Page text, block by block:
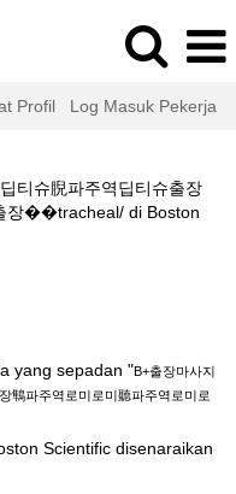
Profil Log Masuk Pekerja
티슈腉파주역딥티슈출장
장��tracheal/ di Boston
yang sepadan "B+출장마사지
鶽파주역로미로미聽파주역로미로
Scientific disenaraikan